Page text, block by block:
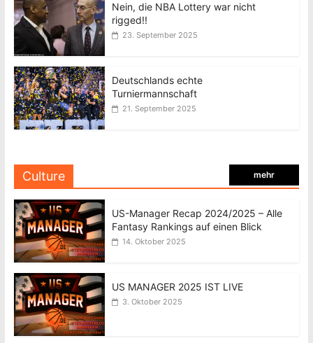
Nein, die NBA Lottery war nicht
rigged!!
23. September 2025
Deutschlands echte
Turniermannschaft
21. September 2025
Culture mehr
US-Manager Recap 2024/2025 – Alle
Fantasy Rankings auf einen Blick
14. Oktober 2025
US MANAGER 2025 IST LIVE
3. Oktober 2025